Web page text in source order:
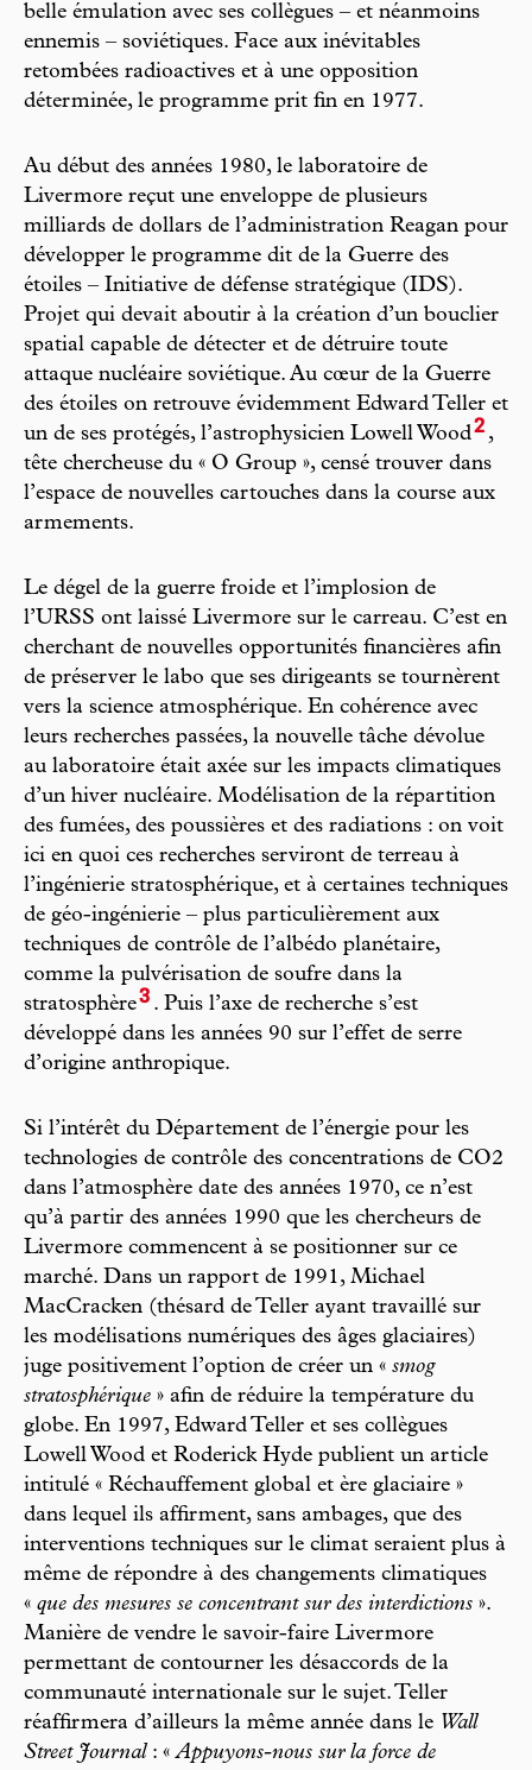
belle émulation avec ses collègues – et néanmoins
ennemis – soviétiques. Face aux inévitables
retombées radioactives et à une opposition
déterminée, le programme prit fin en 1977.
Au début des années 1980, le laboratoire de
Livermore reçut une enveloppe de plusieurs
milliards de dollars de l’administration Reagan pour
développer le programme dit de la Guerre des
étoiles – Initiative de défense stratégique (IDS).
Projet qui devait aboutir à la création d’un bouclier
spatial capable de détecter et de détruire toute
attaque nucléaire soviétique. Au cœur de la Guerre
des étoiles on retrouve évidemment Edward Teller et
un de ses protégés, l’astrophysicien Lowell Wood2 ,
tête chercheuse du « O Group », censé trouver dans
l’espace de nouvelles cartouches dans la course aux
armements.
Le dégel de la guerre froide et l’implosion de
l’URSS ont laissé Livermore sur le carreau. C’est en
cherchant de nouvelles opportunités financières afin
de préserver le labo que ses dirigeants se tournèrent
vers la science atmosphérique. En cohérence avec
leurs recherches passées, la nouvelle tâche dévolue
au laboratoire était axée sur les impacts climatiques
d’un hiver nucléaire. Modélisation de la répartition
des fumées, des poussières et des radiations : on voit
ici en quoi ces recherches serviront de terreau à
l’ingénierie stratosphérique, et à certaines techniques
de géo-ingénierie – plus particulièrement aux
techniques de contrôle de l’albédo planétaire,
comme la pulvérisation de soufre dans la
stratosphère3 . Puis l’axe de recherche s’est
développé dans les années 90 sur l’effet de serre
d’origine anthropique.
Si l’intérêt du Département de l’énergie pour les
technologies de contrôle des concentrations de CO2
dans l’atmosphère date des années 1970, ce n’est
qu’à partir des années 1990 que les chercheurs de
Livermore commencent à se positionner sur ce
marché. Dans un rapport de 1991, Michael
MacCracken (thésard de Teller ayant travaillé sur
les modélisations numériques des âges glaciaires)
juge positivement l’option de créer un « smog
stratosphérique » afin de réduire la température du
globe. En 1997, Edward Teller et ses collègues
Lowell Wood et Roderick Hyde publient un article
intitulé « Réchauffement global et ère glaciaire »
dans lequel ils affirment, sans ambages, que des
interventions techniques sur le climat seraient plus à
même de répondre à des changements climatiques
« que des mesures se concentrant sur des interdictions ».
Manière de vendre le savoir-faire Livermore
permettant de contourner les désaccords de la
communauté internationale sur le sujet. Teller
réaffirmera d’ailleurs la même année dans le Wall
Street Journal: «Appuyons-nous sur la force de